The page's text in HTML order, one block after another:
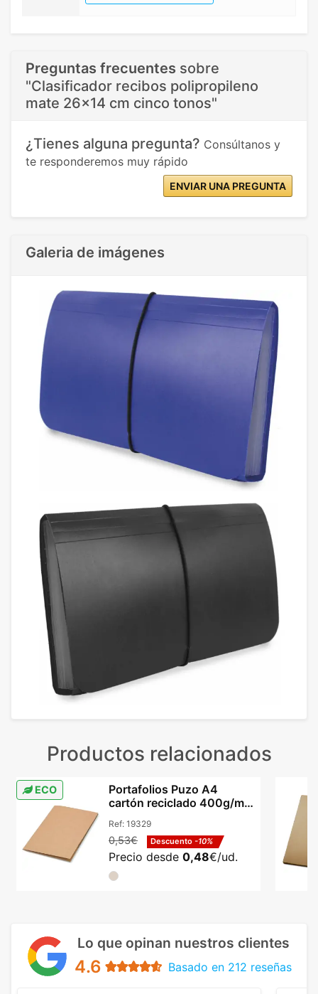
Preguntas frecuentes sobre
"Clasificador recibos polipropileno
mate 26x14 cm cinco tonos"
¿Tienes alguna pregunta? Consúltanos y
te responderemos muy rápido
ENVIAR UNA PREGUNTA
Galeria de imágenes
Productos relacionados
ECO
Portafolios Puzo A4
cartón reciclado 400g/m²
Ref: 19329
0,53€ Descuento -10%
Precio desde 0,48€/ud.
Lo que opinan nuestros clientes
4.6 Basado en 212 reseñas